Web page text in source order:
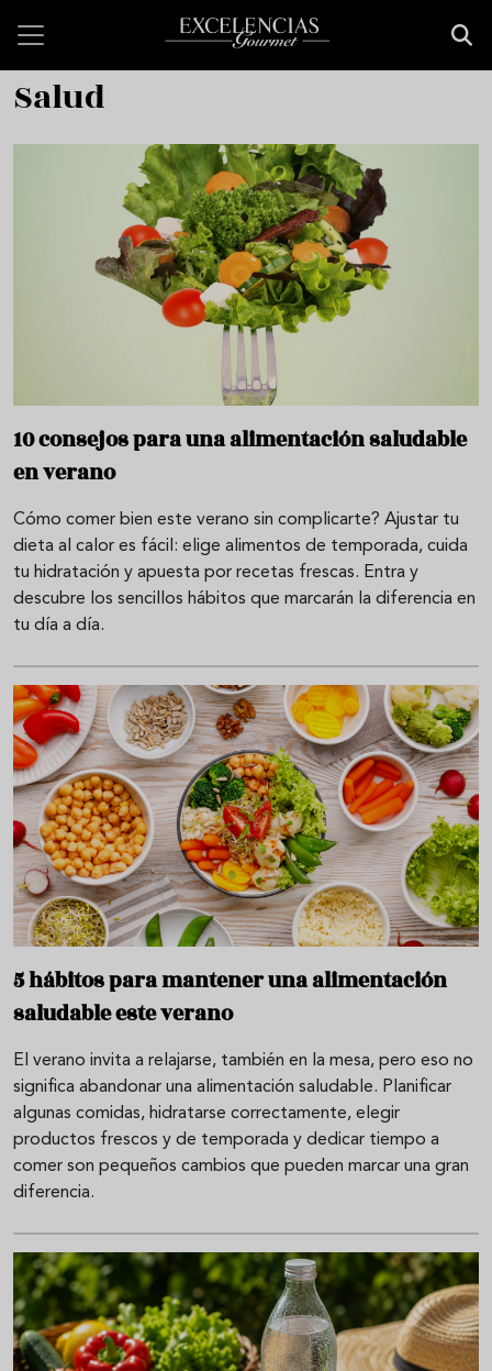
Salud
10 consejos para una alimentación saludable
en verano
Cómo comer bien este verano sin complicarte? Ajustar tu
dieta al calor es fácil: elige alimentos de temporada, cuida
tu hidratación y apuesta por recetas frescas. Entra y
descubre los sencillos hábitos que marcarán la diferencia en
tu día a día.
5 hábitos para mantener una alimentación
saludable este verano
El verano invita a relajarse, también en la mesa, pero eso no
significa abandonar una alimentación saludable. Planificar
algunas comidas, hidratarse correctamente, elegir
productos frescos y de temporada y dedicar tiempo a
comer son pequeños cambios que pueden marcar una gran
diferencia.